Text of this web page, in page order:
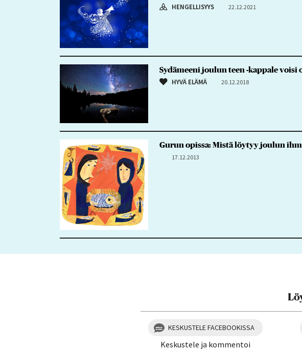
HENGELLISYYS 22.12.2021
Sydämeeni joulun teen -kappale
HYVÄ ELÄMÄ 20.12.2018
Gurun opissa: Mistä löytyy joulun
17.12.2013
KESKUSTELE FACEBOOKISSA
Keskustele ja kommentoi